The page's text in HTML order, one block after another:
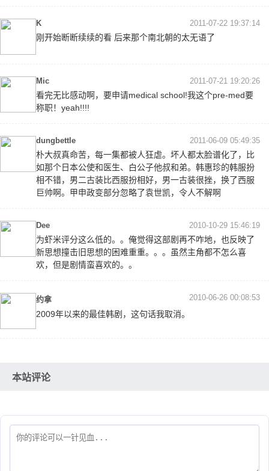
K 2011-07-22 19:37:14
刚开始断断续续的看 后来那个南北朝的太无语了
Mic 2011-07-21 19:20:26
看完无比感动啊，要申请medical school!我这个pre-med要
称职！yeah!!!!
dungbettle 2011-06-09 05:49:35
朴大叔真命苦，每一集都被人狂虐。坏人都太脸谱化了，比
如那个日本公使和医生、白公子他叔和弟。韩惠珍的韩服扮
相不错，男二古装比西服扮相好，男一古装很挫，换了西服
巨帅啊。甲申政变部分忽略了袁世凯，令人不解啊
Dee 2010-10-29 15:46:19
为虾米评分这么低的。。俺觉得这部剧再不咋地，也反映了
新思想撞击旧思想的困难重重。。。虽然主角都不怎么喜
欢，但是剧情蛮喜欢的。。
约拿 2010-06-26 00:08:53
2009年以来的最佳韩剧，这句话我取消。
本站评论